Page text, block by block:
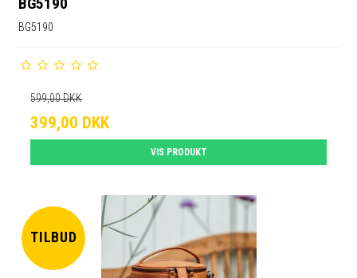
BG5190
BG5190
599,00 DKK
399,00 DKK
VIS PRODUKT
TILBUD